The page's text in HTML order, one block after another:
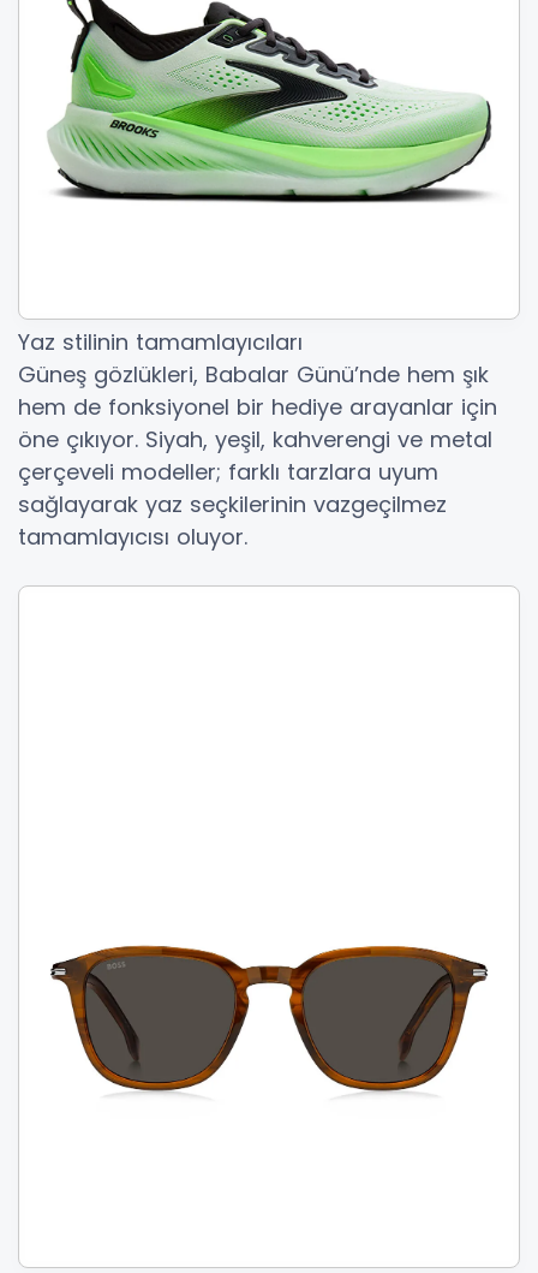
Yaz stilinin tamamlayıcıları
Güneş gözlükleri, Babalar Günü’nde hem şık
hem de fonksiyonel bir hediye arayanlar için
öne çıkıyor. Siyah, yeşil, kahverengi ve metal
çerçeveli modeller; farklı tarzlara uyum
sağlayarak yaz seçkilerinin vazgeçilmez
tamamlayıcısı oluyor.